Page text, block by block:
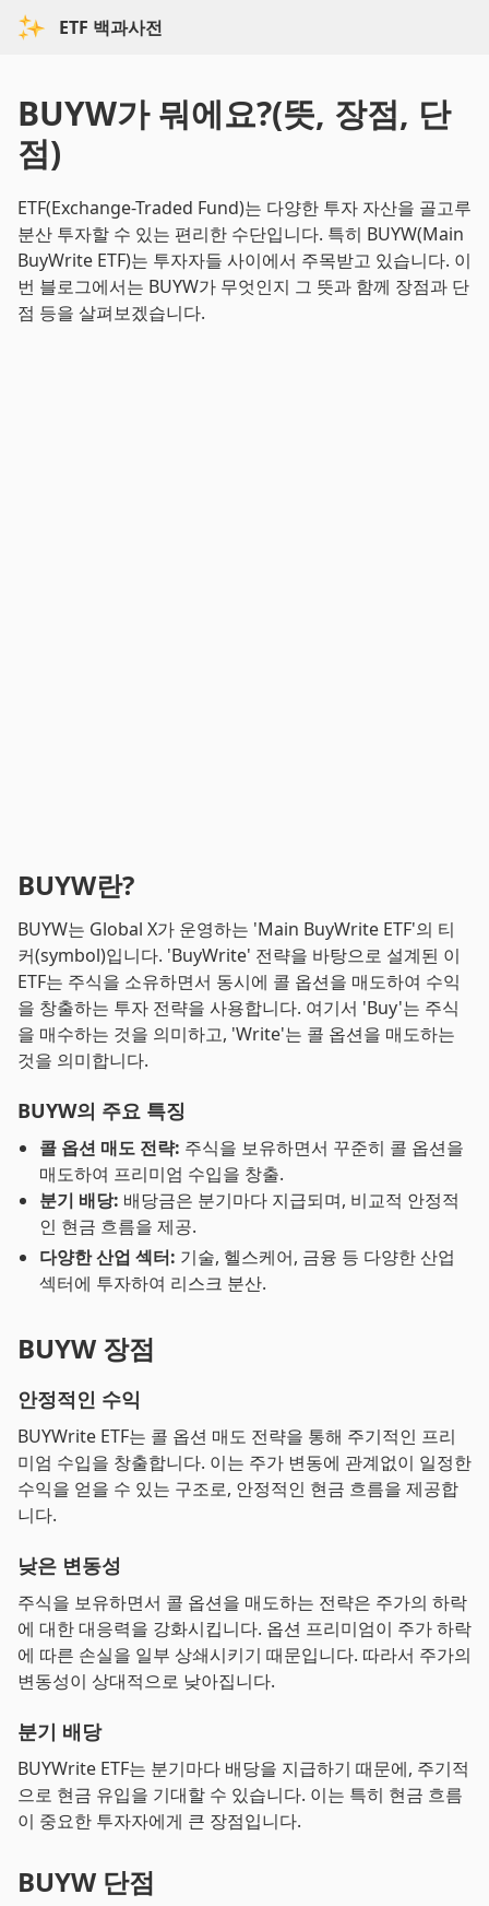
ETF 백과사전
BUYW가 뭐에요?(뜻, 장점, 단
점)
ETF(Exchange-Traded Fund)는 다양한 투자 자산을 골고루
분산 투자할 수 있는 편리한 수단입니다. 특히 BUYW(Main
BuyWrite ETF)는 투자자들 사이에서 주목받고 있습니다. 이
번 블로그에서는 BUYW가 무엇인지 그 뜻과 함께 장점과 단
점 등을 살펴보겠습니다.
BUYW란?
BUYW는 Global X가 운영하는 'Main BuyWrite ETF'의 티
커(symbol)입니다. 'BuyWrite' 전략을 바탕으로 설계된 이
ETF는 주식을 소유하면서 동시에 콜 옵션을 매도하여 수익
을 창출하는 투자 전략을 사용합니다. 여기서 'Buy'는 주식
을 매수하는 것을 의미하고, 'Write'는 콜 옵션을 매도하는
것을 의미합니다.
BUYW의 주요 특징
콜 옵션 매도 전략: 주식을 보유하면서 꾸준히 콜 옵션을
매도하여 프리미엄 수입을 창출.
분기 배당: 배당금은 분기마다 지급되며, 비교적 안정적
인 현금 흐름을 제공.
다양한 산업 섹터: 기술, 헬스케어, 금융 등 다양한 산업
섹터에 투자하여 리스크 분산.
BUYW 장점
안정적인 수익
BUYWrite ETF는 콜 옵션 매도 전략을 통해 주기적인 프리
미엄 수입을 창출합니다. 이는 주가 변동에 관계없이 일정한
수익을 얻을 수 있는 구조로, 안정적인 현금 흐름을 제공합
니다.
낮은 변동성
주식을 보유하면서 콜 옵션을 매도하는 전략은 주가의 하락
에 대한 대응력을 강화시킵니다. 옵션 프리미엄이 주가 하락
에 따른 손실을 일부 상쇄시키기 때문입니다. 따라서 주가의
변동성이 상대적으로 낮아집니다.
분기 배당
BUYWrite ETF는 분기마다 배당을 지급하기 때문에, 주기적
으로 현금 유입을 기대할 수 있습니다. 이는 특히 현금 흐름
이 중요한 투자자에게 큰 장점입니다.
BUYW 단점